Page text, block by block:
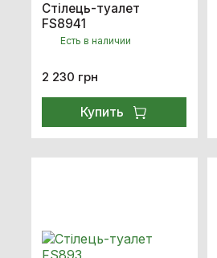
Стілець-туалет
FS8941
Есть в наличии
2 230 грн
Купить